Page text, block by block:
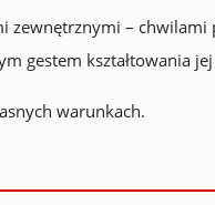
–
gestem kształtowania
warunkach.